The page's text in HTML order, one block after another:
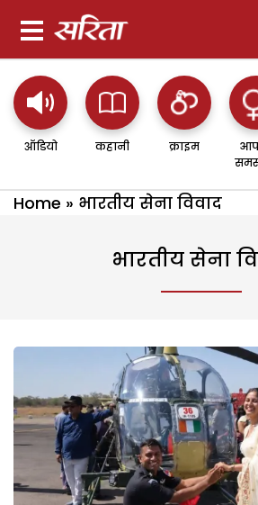
ऑडियो कहानी क्राइम
Home » भारतीय सेना विवाद
भारतीय सेना